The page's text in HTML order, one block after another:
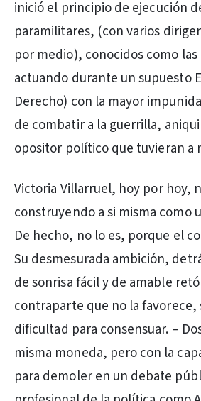
inició el principio de ejecución
paramilitares, (con varios
por medio), conocidos como las
actuando durante un supuesto
Derecho) con la mayor
de combatir a la guerrilla,
opositor político que tuvieran a
Victoria Villarruel, hoy por hoy,
construyendo a si misma como
De hecho, no lo es, porque el
Su desmesurada ambición,
de sonrisa fácil y de amable
contraparte que no la favorece,
dificultad para consensuar. –
misma moneda, pero con la
para demoler en un debate